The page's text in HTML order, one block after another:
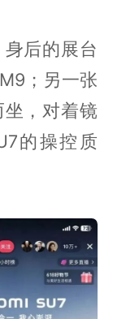
后的展台
；另一张
，对着镜
的操控质